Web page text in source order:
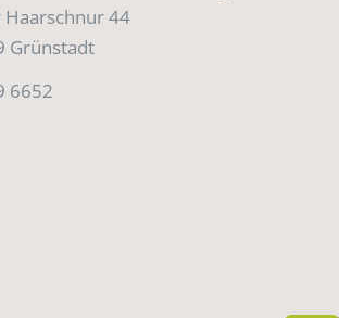
Haarschnur 44
Grünstadt
6652